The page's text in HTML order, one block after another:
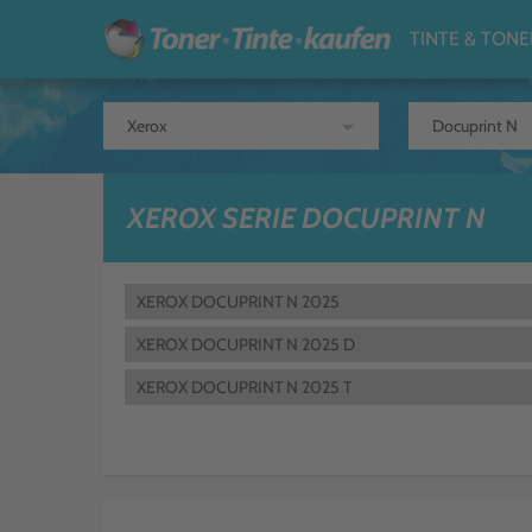
TINTE &
XEROX SERIE DOCUPRINT N
XEROX DOCUPRINT N 2025
XEROX DOCUPRINT N 2025 D
XEROX DOCUPRINT N 2025 T